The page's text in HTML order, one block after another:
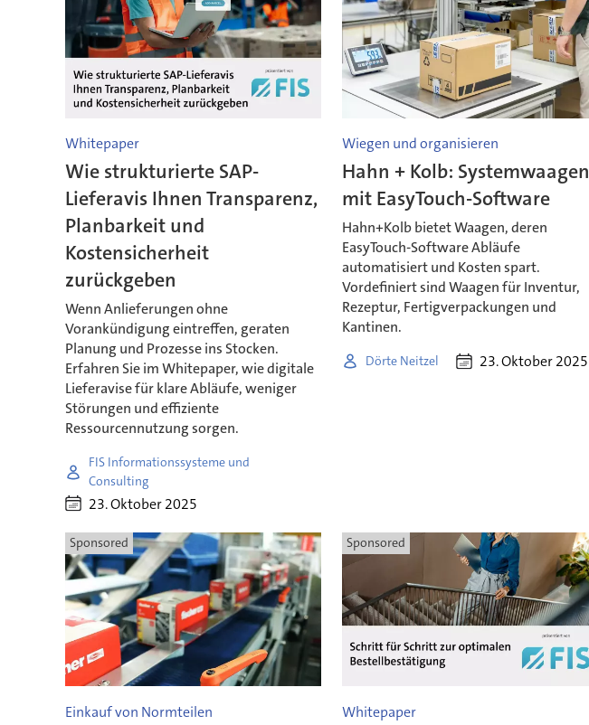
Whitepaper
Wie strukturierte SAP-
Lieferavis Ihnen Transparenz,
Planbarkeit und
Kostensicherheit
zurückgeben
Wenn Anlieferungen ohne
Vorankündigung eintreffen, geraten
Planung und Prozesse ins Stocken.
Erfahren Sie im Whitepaper, wie digitale
Lieferavise für klare Abläufe, weniger
Störungen und effiziente
Ressourcennutzung sorgen.
FIS Informationssysteme und
Consulting
23. Oktober 2025
Wiegen und organisieren
Hahn + Kolb: Systemwaagen
mit EasyTouch-Software
Hahn+Kolb bietet Waagen, deren
EasyTouch-Software Abläufe
automatisiert und Kosten spart.
Vordefiniert sind Waagen für Inventur,
Rezeptur, Fertigverpackungen und
Kantinen.
Dörte Neitzel 23. Oktober 2025
Sponsored
Einkauf von Normteilen
Sponsored
Whitepaper